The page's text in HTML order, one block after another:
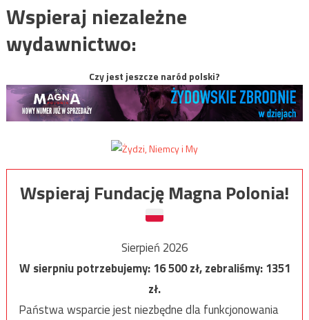
Wspieraj niezależne
wydawnictwo:
Czy jest jeszcze naród polski?
Wspieraj Fundację Magna Polonia!
Sierpień 2026
W sierpniu potrzebujemy:16 500zł, zebraliśmy:1351
zł.
Państwa wsparcie jest niezbędne dla funkcjonowania